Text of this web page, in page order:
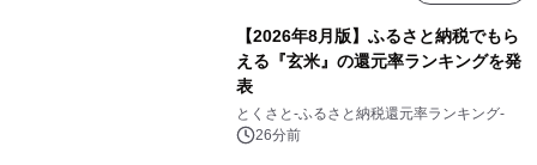
【2026年8月版】ふるさと納税でもら
える『玄米』の還元率ランキングを発
表
とくさと-ふるさと納税還元率ランキング-
26分前